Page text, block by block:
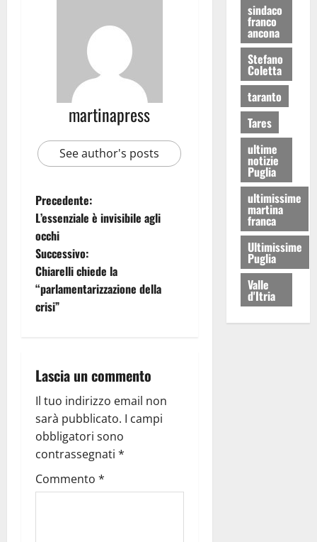
martinapress
See author's posts
Precedente:
L’essenziale è invisibile agli
occhi
Successivo:
Chiarelli chiede la
“parlamentarizzazione della
crisi”
Lascia un commento
Il tuo indirizzo email non
sarà pubblicato. I campi
obbligatori sono
contrassegnati *
Commento *
sindaco
franco
ancona
Stefano
Coletta
taranto
Tares
ultime
notizie
Puglia
ultimissime
martina
franca
Ultimissime
Puglia
Valle
d'Itria